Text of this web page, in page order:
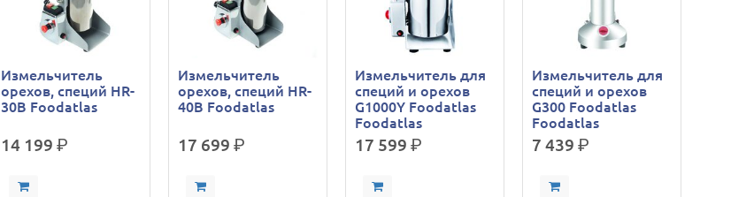
Измельчитель
орехов, специй HR-
30В Foodatlas
14 199р.
Измельчитель
орехов, специй HR-
40В Foodatlas
17 699 р.
Измельчитель для
специй и орехов
G1000Y Foodatlas
Foodatlas
17 599 р.
Измельчитель для
специй и орехов
G300 Foodatlas
Foodatlas
7 439 р.